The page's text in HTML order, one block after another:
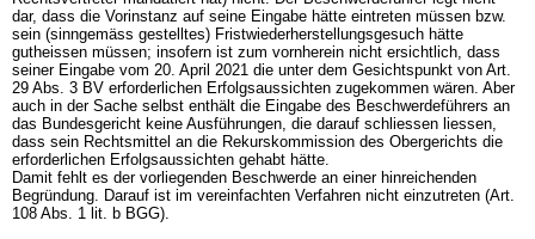
dar, dass die Vorinstanz auf seine Eingabe hätte eintreten müssen bzw.
sein (sinngemäss gestelltes) Fristwiederherstellungsgesuch hätte
gutheissen müssen; insofern ist zum vornherein nicht ersichtlich, dass
seiner Eingabe vom 20. April 2021 die unter dem Gesichtspunkt von Art.
29 Abs. 3 BV erforderlichen Erfolgsaussichten zugekommen wären. Aber
auch in der Sache selbst enthält die Eingabe des Beschwerdeführers an
das Bundesgericht keine Ausführungen, die darauf schliessen liessen,
dass sein Rechtsmittel an die Rekurskommission des Obergerichts die
erforderlichen Erfolgsaussichten gehabt hätte.
Damit fehlt es der vorliegenden Beschwerde an einer hinreichenden
Begründung. Darauf ist im vereinfachten Verfahren nicht einzutreten (Art.
108 Abs. 1 lit. b BGG).